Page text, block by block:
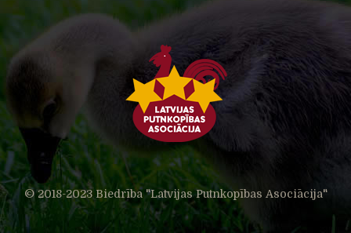
© 2018-2023 Biedrība "Latvijas Putnkopības Asociācija"